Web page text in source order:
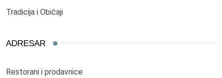
Tradicija i Običaji
ADRESAR
Restorani i prodavnice